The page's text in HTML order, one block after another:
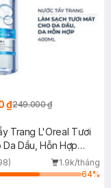
₫249.000 ₫
Trang L'Oreal Tươi
Da Dầu, Hỗn Hợp
1.9k/tháng
64%